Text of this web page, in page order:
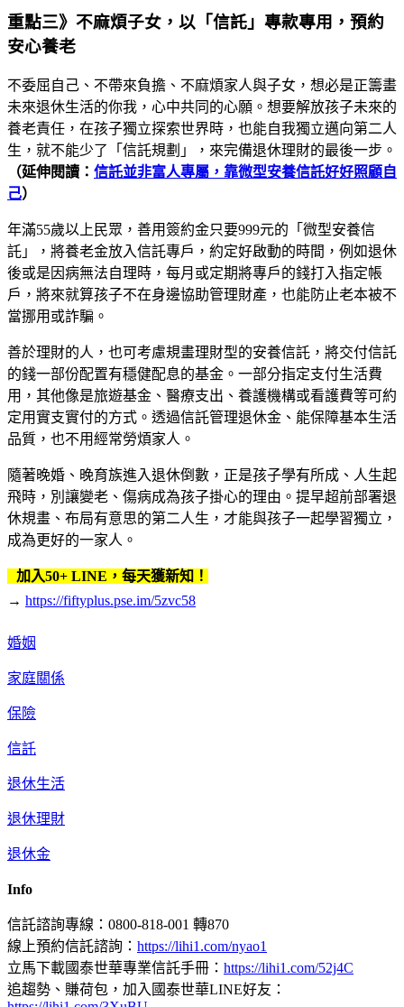
重點三》不麻煩子女，以「信託」專款專用，預約
安心養老
不委屈自己、不帶來負擔、不麻煩家人與子女，想必是正籌畫
未來退休生活的你我，心中共同的心願。想要解放孩子未來的
養老責任，在孩子獨立探索世界時，也能自我獨立邁向第二人
生，就不能少了「信託規劃」，來完備退休理財的最後一步。
（延伸閱讀： 信託並非富人專屬，靠微型安養信託好好照顧自
己）
年滿55歲以上民眾，善用簽約金只要999元的「微型安養信
託」，將養老金放入信託專戶，約定好啟動的時間，例如退休
後或是因病無法自理時，每月或定期將專戶的錢打入指定帳
戶，將來就算孩子不在身邊協助管理財產，也能防止老本被不
當挪用或詐騙。
善於理財的人，也可考慮規畫理財型的安養信託，將交付信託
的錢一部份配置有穩健配息的基金。一部分指定支付生活費
用，其他像是旅遊基金、醫療支出、養護機構或看護費等可約
定用實支實付的方式。透過信託管理退休金、能保障基本生活
品質，也不用經常勞煩家人。
隨著晚婚、晚育族進入退休倒數，正是孩子學有所成、人生起
飛時，別讓變老、傷病成為孩子掛心的理由。提早超前部署退
休規畫、布局有意思的第二人生，才能與孩子一起學習獨立，
成為更好的一家人。
加入50+ LINE，每天獲新知！
→ https://fiftyplus.pse.im/5zvc58
婚姻
家庭關係
保險
信託
退休生活
退休理財
退休金
Info
信託諮詢專線：0800-818-001 轉870
線上預約信託諮詢： https://lihi1.com/nyao1
立馬下載國泰世華專業信託手冊： https://lihi1.com/52j4C
追趨勢、賺荷包，加入國泰世華LINE好友：